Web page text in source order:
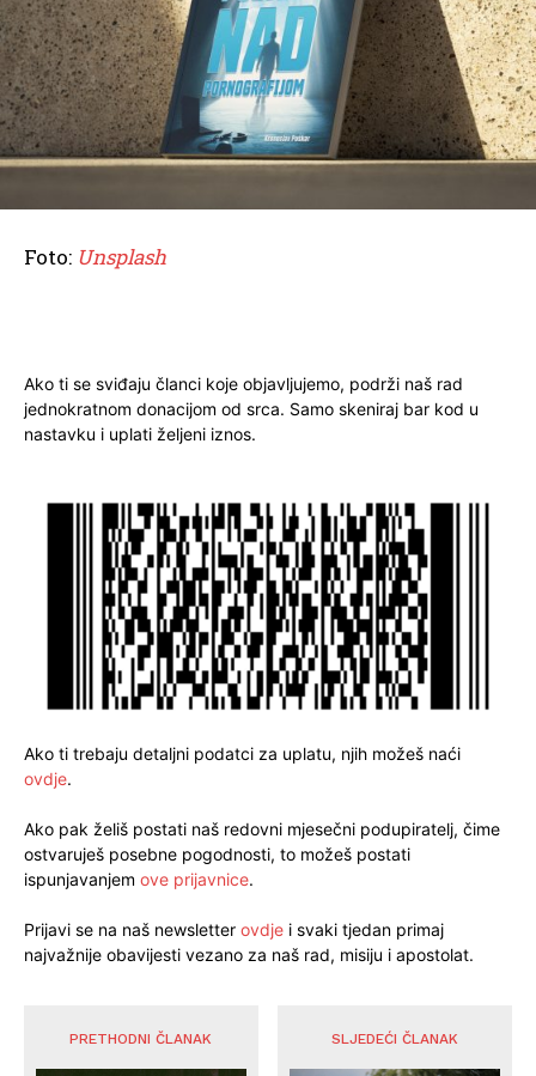
Foto: Unsplash
Ako ti se sviđaju članci koje objavljujemo, podrži naš rad
jednokratnom donacijom od srca. Samo skeniraj bar kod u
nastavku i uplati željeni iznos.
Ako ti trebaju detaljni podatci za uplatu, njih možeš naći
ovdje.
Ako pak želiš postati naš redovni mjesečni podupiratelj, čime
ostvaruješ posebne pogodnosti, to možeš postati
ispunjavanjem ove prijavnice.
Prijavi se na naš newsletter ovdje i svaki tjedan primaj
najvažnije obavijesti vezano za naš rad, misiju i apostolat.
PRETHODNI ČLANAK SLJEDEĆI ČLANAK